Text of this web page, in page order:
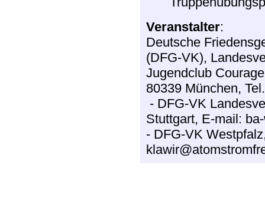
Veranstalter:
Deutsche
(DFG-VK),
Jugendclub
80339 München,
- DFG-VK
Stuttgart, E-mail:
- DFG-VK